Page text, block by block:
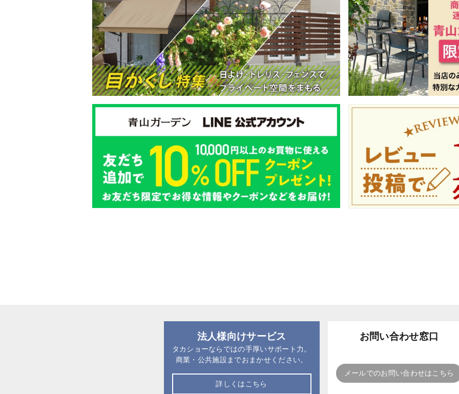
法人様向けサービス
タカショーならではの手厚いサポート力。
商業・公共施設までおまかせください。
詳しくはこちら
お問い合わせ窓口
メールでのお問い合わせはこちら